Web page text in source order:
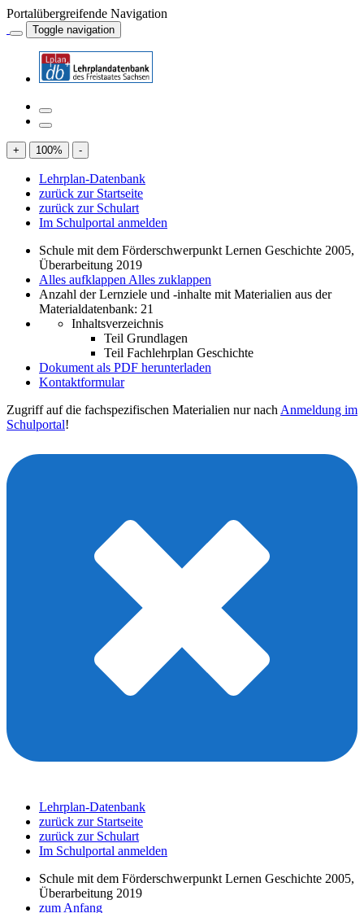
Portalübergreifende Navigation
Toggle navigation
+ 100% -
Lehrplan-Datenbank
zurück zur Startseite
zurück zur Schulart
Im Schulportal anmelden
Schule mit dem Förderschwerpunkt Lernen Geschichte 2005,
Überarbeitung 2019
Alles aufklappen Alles zuklappen
Anzahl der Lernziele und -inhalte mit Materialien aus der
Materialdatenbank: 21
Inhaltsverzeichnis
Teil Grundlagen
Teil Fachlehrplan Geschichte
Dokument als PDF herunterladen
Kontaktformular
Zugriff auf die fachspezifischen Materialien nur nach Anmeldung im
Schulportal!
Lehrplan-Datenbank
zurück zur Startseite
zurück zur Schulart
Im Schulportal anmelden
Schule mit dem Förderschwerpunkt Lernen Geschichte 2005,
Überarbeitung 2019
zum Anfang